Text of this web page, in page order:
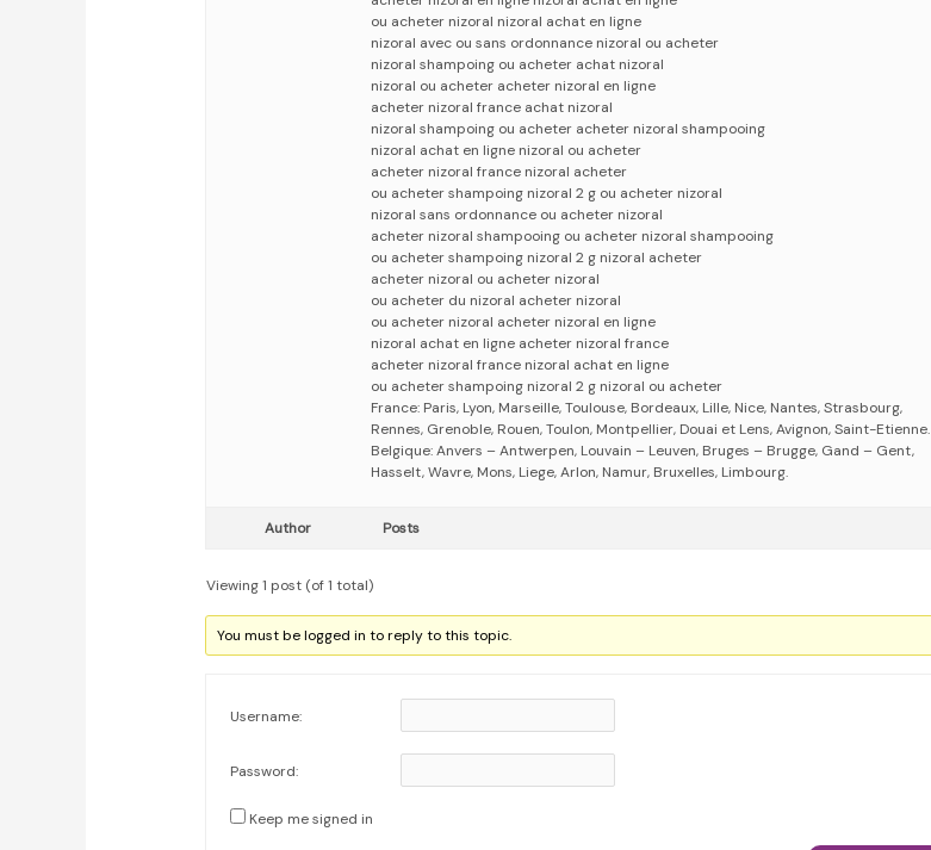
ou acheter nizoral nizoral achat en ligne
nizoral avec ou sans ordonnance nizoral ou acheter
nizoral shampoing ou acheter achat nizoral
nizoral ou acheter acheter nizoral en ligne
acheter nizoral france achat nizoral
nizoral shampoing ou acheter acheter nizoral shampooing
nizoral achat en ligne nizoral ou acheter
acheter nizoral france nizoral acheter
ou acheter shampoing nizoral 2 g ou acheter nizoral
nizoral sans ordonnance ou acheter nizoral
acheter nizoral shampooing ou acheter nizoral shampooing
ou acheter shampoing nizoral 2 g nizoral acheter
acheter nizoral ou acheter nizoral
ou acheter du nizoral acheter nizoral
ou acheter nizoral acheter nizoral en ligne
nizoral achat en ligne acheter nizoral france
acheter nizoral france nizoral achat en ligne
ou acheter shampoing nizoral 2 g nizoral ou acheter
France: Paris, Lyon, Marseille, Toulouse, Bordeaux, Lille, Nice, Nantes, Strasbourg,
Rennes, Grenoble, Rouen, Toulon, Montpellier, Douai et Lens, Avignon, Saint-Etienne.
Belgique: Anvers – Antwerpen, Louvain – Leuven, Bruges – Brugge, Gand – Gent,
Hasselt, Wavre, Mons, Liege, Arlon, Namur, Bruxelles, Limbourg.
Author Posts
Viewing 1 post (of 1 total)
You must be logged in to reply to this topic.
Username:
Password:
Keep me signed in